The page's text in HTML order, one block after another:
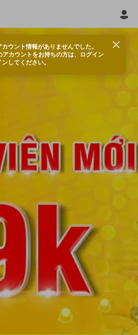
ウント情報がありませんでした。
アカウントをお持ちの方は、ログイン
してください。